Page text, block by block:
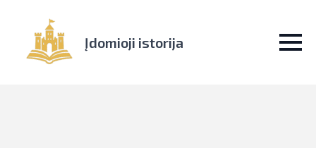
Įdomioji istorija